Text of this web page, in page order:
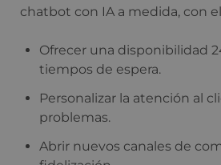
chatbot con IA a medida, con
Ofrecer una disponibilidad
tiempos de espera.
Personalizar la atención al
problemas.
Abrir nuevos canales de